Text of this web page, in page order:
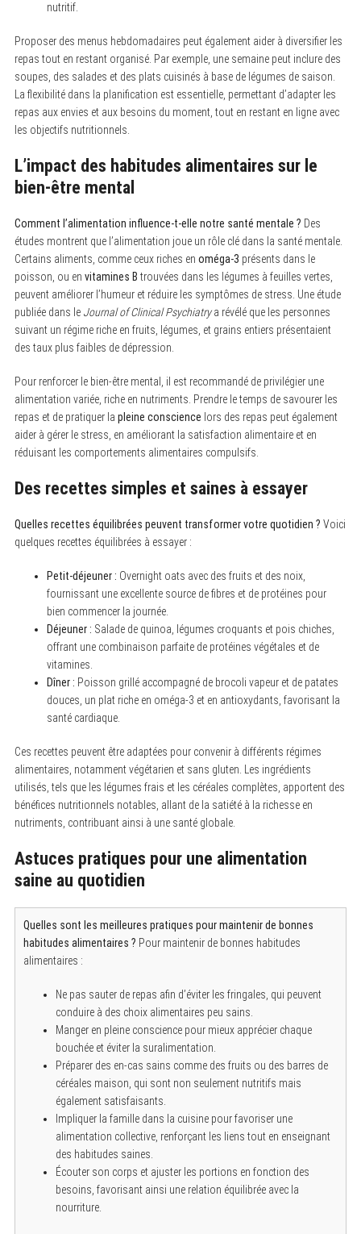
nutritif.
Proposer des menus hebdomadaires peut également aider à diversifier les
repas tout en restant organisé. Par exemple, une semaine peut inclure des
soupes, des salades et des plats cuisinés à base de légumes de saison.
La flexibilité dans la planification est essentielle, permettant d’adapter les
repas aux envies et aux besoins du moment, tout en restant en ligne avec
les objectifs nutritionnels.
L’impact des habitudes alimentaires sur le
bien-être mental
Comment l’alimentation influence-t-elle notre santé mentale ? Des
études montrent que l’alimentation joue un rôle clé dans la santé mentale.
Certains aliments, comme ceux riches en oméga-3 présents dans le
poisson, ou en vitamines B trouvées dans les légumes à feuilles vertes,
peuvent améliorer l’humeur et réduire les symptômes de stress. Une étude
publiée dans le Journal of Clinical Psychiatrya révélé que les personnes
suivant un régime riche en fruits, légumes, et grains entiers présentaient
des taux plus faibles de dépression.
Pour renforcer le bien-être mental, il est recommandé de privilégier une
alimentation variée, riche en nutriments. Prendre le temps de savourer les
repas et de pratiquer la pleine conscience lors des repas peut également
aider à gérer le stress, en améliorant la satisfaction alimentaire et en
réduisant les comportements alimentaires compulsifs.
Des recettes simples et saines à essayer
Quelles recettes équilibrées peuvent transformer votre quotidien ? Voici
quelques recettes équilibrées à essayer :
Petit-déjeuner : Overnight oats avec des fruits et des noix,
fournissant une excellente source de fibres et de protéines pour
bien commencer la journée.
Déjeuner : Salade de quinoa, légumes croquants et pois chiches,
offrant une combinaison parfaite de protéines végétales et de
vitamines.
Dîner : Poisson grillé accompagné de brocoli vapeur et de patates
douces, un plat riche en oméga-3 et en antioxydants, favorisant la
santé cardiaque.
Ces recettes peuvent être adaptées pour convenir à différents régimes
alimentaires, notamment végétarien et sans gluten. Les ingrédients
utilisés, tels que les légumes frais et les céréales complètes, apportent des
bénéfices nutritionnels notables, allant de la satiété à la richesse en
nutriments, contribuant ainsi à une santé globale.
Astuces pratiques pour une alimentation
saine au quotidien
Quelles sont les meilleures pratiques pour maintenir de bonnes
habitudes alimentaires ? Pour maintenir de bonnes habitudes
alimentaires :
Ne pas sauter de repas afin d’éviter les fringales, qui peuvent
conduire à des choix alimentaires peu sains.
Manger en pleine conscience pour mieux apprécier chaque
bouchée et éviter la suralimentation.
Préparer des en-cas sains comme des fruits ou des barres de
céréales maison, qui sont non seulement nutritifs mais
également satisfaisants.
Impliquer la famille dans la cuisine pour favoriser une
alimentation collective, renforçant les liens tout en enseignant
des habitudes saines.
Écouter son corps et ajuster les portions en fonction des
besoins, favorisant ainsi une relation équilibrée avec la
nourriture.